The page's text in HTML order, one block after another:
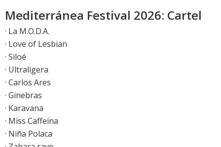
Mediterránea Festival 2026: Cartel
· La M.O.D.A.
· Love of Lesbian
· Siloé
· Ultraligera
· Carlos Ares
· Ginebras
· Karavana
· Miss Caffeina
· Niña Polaca